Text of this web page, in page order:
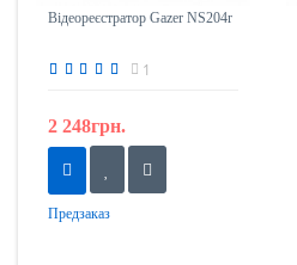
Відеореєстратор Gazer NS204r
1
2 248грн.
Предзаказ